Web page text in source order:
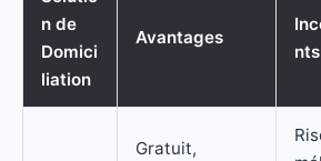
n de
Domici
liation
Avantages
nts
Gratuit,